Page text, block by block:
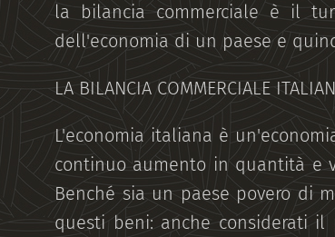
la bilancia commerciale è il
dell'economia di un paese e
LA BILANCIA COMMERCIALE
L'economia italiana è
continuo aumento in quantità e
Benché sia un paese povero di
questi beni: anche considerati